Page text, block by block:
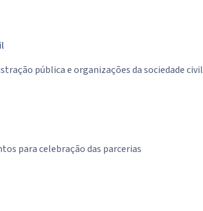
pública e organizações da sociedade civil
para celebração das parcerias